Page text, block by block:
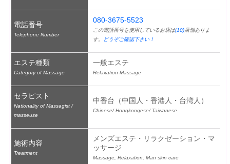
電話番号
Telephone Number
080-3675-5523
この電話番号を使用しているお店は(10)店舗ありま
す。
どうぞご確認下さい！
エステ種類
Category of Massage
一般エステ
Relaxation Massage
セラピスト
Nationality of Massagist /
masseuse
中香台（中国人・香港人・台湾人）
Chinese/ Hongkongese/ Taiwanese
施術内容
Treatment
メンズエステ・リラクゼーション・マ
ッサージ
Massage, Relaxation, Man skin care